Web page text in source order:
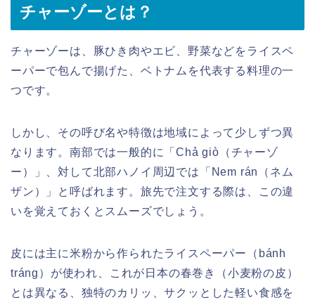
チャーゾーとは？
チャーゾーは、豚ひき肉やエビ、野菜などをライスペ
ーパーで包んで揚げた、ベトナムを代表する料理の一
つです。
しかし、その呼び名や特徴は地域によって少しずつ異
なります。南部では一般的に「Chả giò（チャーゾ
ー）」、対して北部ハノイ周辺では「Nem rán（ネム
ザン）」と呼ばれます。旅先で注文する際は、この違
いを覚えておくとスムーズでしょう。
皮には主に米粉から作られたライスペーパー（bánh
tráng）が使われ、これが日本の春巻き（小麦粉の皮）
とは異なる、独特のカリッ、サクッとした軽い食感を